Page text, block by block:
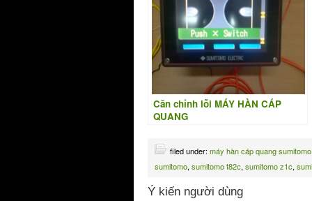
Căn chỉnh lỗi MÁY HÀN CÁP
QUANG
filed under: máy hàn cáp quang sumitomo
sumitomo,sumitomo t82c,sumitomo z1c,
Ý kiến người dùng